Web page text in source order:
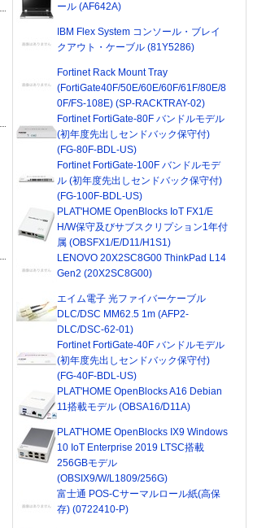
ール (AF642A)
IBM Flex System コンソール・ブレイ
クアウト・ケーブル (81Y5286)
Fortinet Rack Mount Tray
(FortiGate40F/50E/60E/60F/61F/80E/8
0F/FS-108E) (SP-RACKTRAY-02)
Fortinet FortiGate-80F バンドルモデル
(初年度先出しセンドバック保守付)
(FG-80F-BDL-US)
Fortinet FortiGate-100F バンドルモデ
ル (初年度先出しセンドバック保守付)
(FG-100F-BDL-US)
PLAT'HOME OpenBlocks IoT FX1/E
H/W保守及びサブスクリプション1年付
属 (OBSFX1/E/D11/H1S1)
LENOVO 20X2SC8G00 ThinkPad L14
Gen2 (20X2SC8G00)
エイム電子 光ファイバーケーブル
DLC/DSC MM62.5 1m (AFP2-
DLC/DSC-62-01)
Fortinet FortiGate-40F バンドルモデル
(初年度先出しセンドバック保守付)
(FG-40F-BDL-US)
PLAT'HOME OpenBlocks A16 Debian
11搭載モデル (OBSA16/D11A)
PLAT'HOME OpenBlocks IX9 Windows
10 IoT Enterprise 2019 LTSC搭載
256GBモデル
(OBSIX9/W/L1809/256G)
富士通 POS-Cサーマルロール紙(高保
存) (0722410-P)